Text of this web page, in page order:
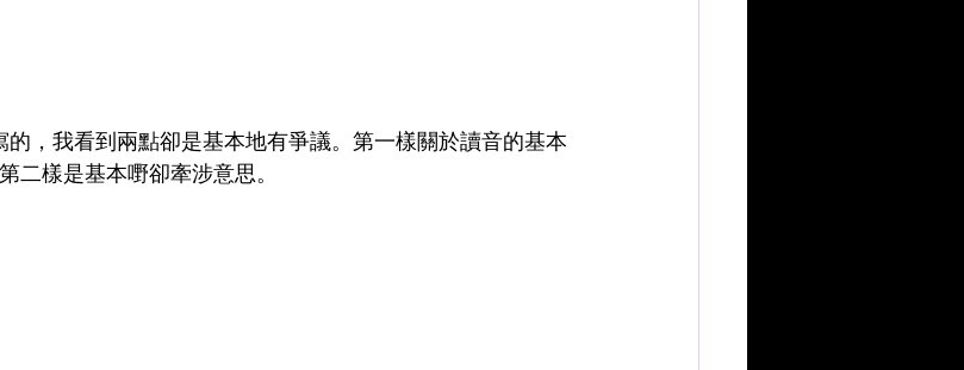
，我看到兩點卻是基本地有爭議。第一樣關於讀音的基本
二樣是基本嘢卻牽涉意思。